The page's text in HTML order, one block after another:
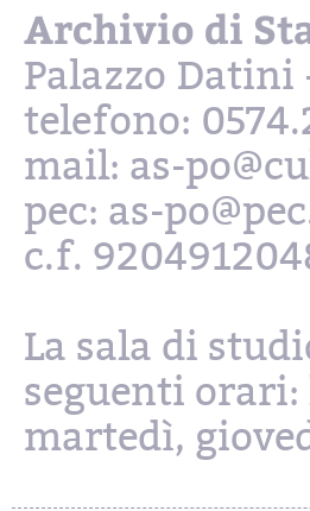
Archivio di
Palazzo Datini
telefono:
mail: as-
pec: as-
c.f.
La sala di
seguenti orari:
martedì,